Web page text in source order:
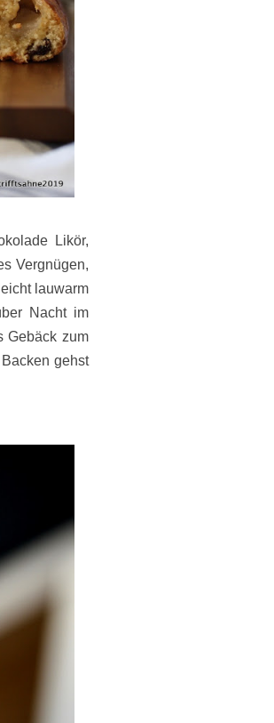
Likör,
Vergnügen,
lauwarm
Nacht im
Gebäck zum
gehst